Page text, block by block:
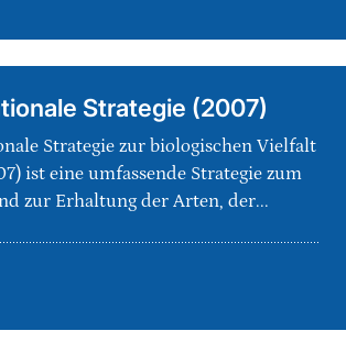
Strategie (2007)
Strategie zur biologischen Vielfalt
ist eine umfassende Strategie zum
zur Erhaltung der Arten, der...